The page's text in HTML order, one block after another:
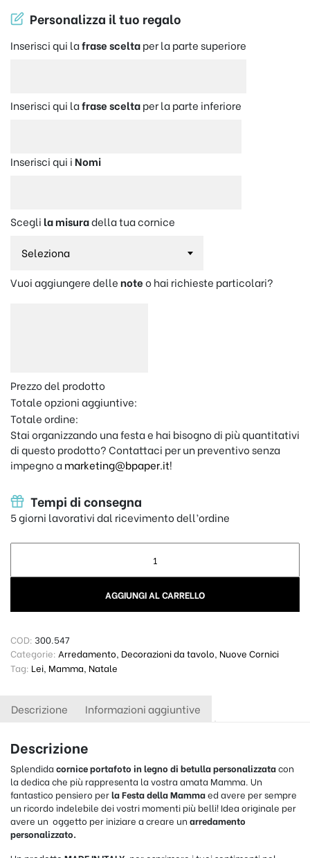
Personalizza il tuo regalo
Inserisci qui lafrase sceltaper la parte superiore
Inserisci qui lafrase sceltaper la parte inferiore
Inserisci qui iNomi
Scegli la misuradella tua cornice
Vuoi aggiungere dellenoteo hai richieste particolari?
Prezzo del prodotto
Totale opzioni aggiuntive:
Totale ordine:
Stai organizzando una festa e hai bisogno di più quantitativi
di questo prodotto? Contattaci per un preventivo senza
impegno amarketing@bpaper.it!
Tempi di consegna
5 giorni lavorativi dal ricevimento dell’ordine
AGGIUNGI AL CARRELLO
COD: 300.547
Categorie: Arredamento, Decorazioni da tavolo, Nuove Cornici
Tag: Lei Mamma Natale
Descrizione Informazioni aggiuntive
Descrizione
Splendida cornice portafoto in legno di betulla personalizzatacon
la dedica che più rappresenta la vostra amata Mamma. Un
fantastico pensiero perla Festa della Mammaed avere per sempre
un ricordo indelebile dei vostri momenti più belli! Idea originale per
avere un oggetto per iniziare a creare un arredamento
personalizzato.